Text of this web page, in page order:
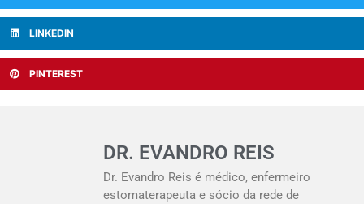
LINKEDIN
PINTEREST
DR. EVANDRO REIS
Dr. Evandro Reis é médico, enfermeiro
estomaterapeuta e sócio da rede de